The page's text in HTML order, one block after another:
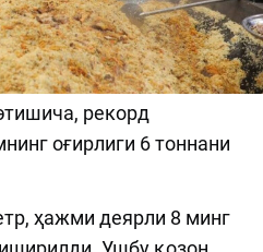
рекорд
оғирлиги 6 тоннани
ҳажми деярли 8 минг